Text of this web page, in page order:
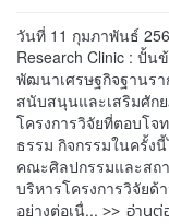
วันที่ 11 กุมภาพันธ์
Research Clinic : ปั้น
พัฒนาเศรษฐกิจฐานร
สนับสนุนและเสริมศัก
โครงการวิจัยที่ตอบโจ
ธรรม กิจกรรมในครั้ง
คณะศิลปกรรมและสถ
บริหารโครงการวิจัยด้
อย่างต่อเนื่... >> อ่านต่